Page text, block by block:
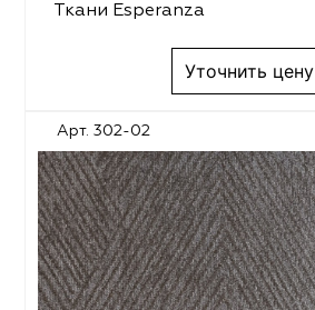
Ткани Esperanza
Уточнить цену
Арт. 302-02